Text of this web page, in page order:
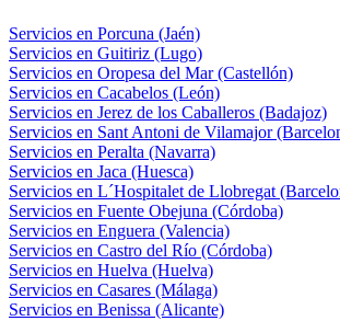
Servicios en Porcuna (Jaén)
Servicios en Guitiriz (Lugo)
Servicios en Oropesa del Mar (Castellón)
Servicios en Cacabelos (León)
Servicios en Jerez de los Caballeros (Badajoz)
Servicios en Sant Antoni de Vilamajor
Servicios en Peralta (Navarra)
Servicios en Jaca (Huesca)
Servicios en L´Hospitalet de Llobregat
Servicios en Fuente Obejuna (Córdoba)
Servicios en Enguera (Valencia)
Servicios en Castro del Río (Córdoba)
Servicios en Huelva (Huelva)
Servicios en Casares (Málaga)
Servicios en Benissa (Alicante)